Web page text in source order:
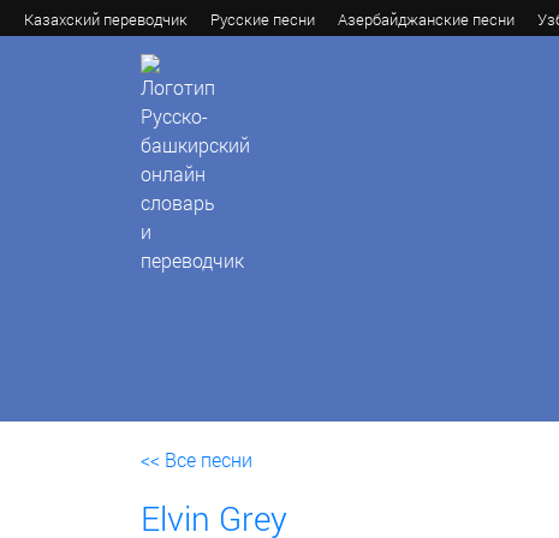
Казахский переводчик Русские песни Азербайджанские песни
<< Все песни
Elvin Grey